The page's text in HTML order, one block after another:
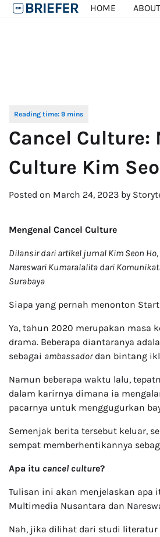
Skip
HOME ABOUT
Cancel Culture:
Culture Kim
Posted on March 24, 2023 by
Mengenal Cancel Culture
Dilansir dari artikel jurnal Kim Seon Ho,
Nareswari Kumaralalita dari
Surabaya
Siapa yang pernah menonton
Ya, tahun 2020 merupakan masa
drama. Beberapa diantaranya
sebagai ambassadordan bintang
Namun beberapa waktu lalu,
dalam karirnya dimana ia
pacarnya untuk menggugurkan
Semenjak berita tersebut keluar,
sempat memberhentikannya
Apa itu cancel culture?
Tulisan ini akan menjelaskan apa
Multimedia Nusantara dan
Nah, jika dilihat dari studi